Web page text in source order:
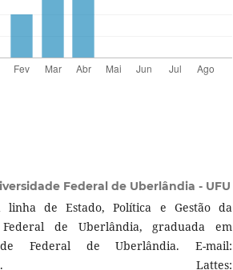
Federal de Uberlândia - UFU
linha de Estado, Política e Gestão da
de Uberlândia, graduada em
Federal de Uberlândia. E-mail:
Lattes: